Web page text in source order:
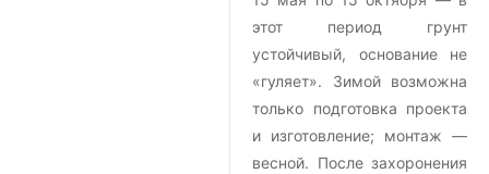
этот период грунт
устойчивый, основание не
«гуляет». Зимой возможна
только подготовка проекта
и изготовление; монтаж —
весной. После захоронения